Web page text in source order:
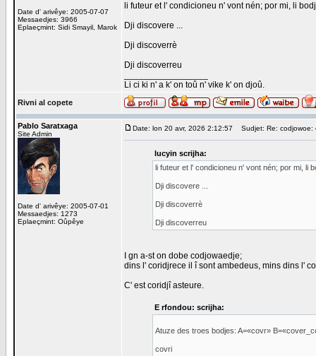
Date d' arivêye: 2005-07-07
Messaedjes: 3966
Eplaeçmint: Sidi Smayil, Marok
li futeur et l' condicioneu n' vont nén; por mi, li
Dji discovere ...
Dji discoverrè
Dji discoverreu
Li ci ki n' a k' on toû n' vike k' on djoû.
Rivni al copete
Pablo Saratxaga
Site Admin
Date d' arivêye: 2005-07-01
Messaedjes: 1273
Eplaeçmint: Oûpêye
Date: lon 20 avr, 2026 2:12:57 Sudjet: Re: codjowoe:
lucyin scrijha:
li futeur et l' condicioneu n' vont nén; por mi, li
Dji discovere ...
Dji discoverrè
Dji discoverreu
I gn a-st on dobe codjowaedje;
dins l' coridjrece il î sont ambedeus, mins dins l'
C' est coridjî asteure.
E rfondou: scrijha:
Atuze des troes bodjes: A=«covr»
covri